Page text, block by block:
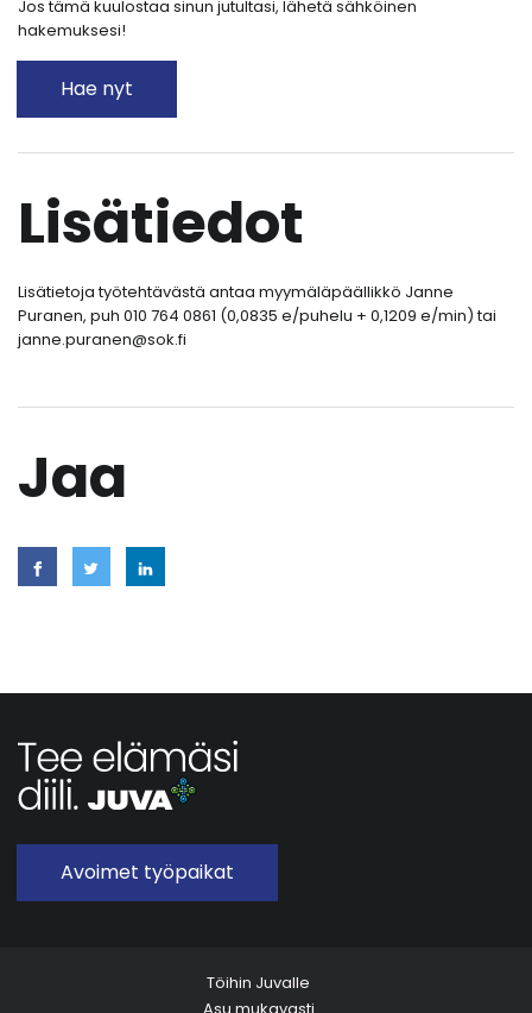
Jos tämä kuulostaa sinun jutultasi, lähetä sähköinen
hakemuksesi!
Hae nyt
Lisätiedot
Lisätietoja työtehtävästä antaa myymäläpäällikkö Janne
Puranen, puh 010 764 0861 (0,0835 e/puhelu + 0,1209 e/min) tai
janne.puranen@sok.fi
Jaa
Avoimet työpaikat
Töihin Juvalle